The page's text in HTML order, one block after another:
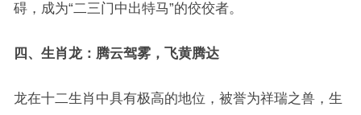
碍，成为“二三门中出特马”的佼佼者。
四、生肖龙：腾云驾雾，飞黄腾达
龙在十二生肖中具有极高的地位，被誉为祥瑞之兽，生